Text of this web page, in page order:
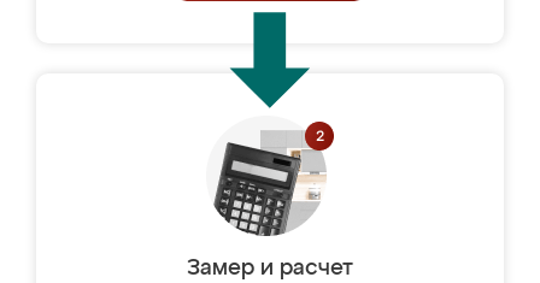
Замер и расчет